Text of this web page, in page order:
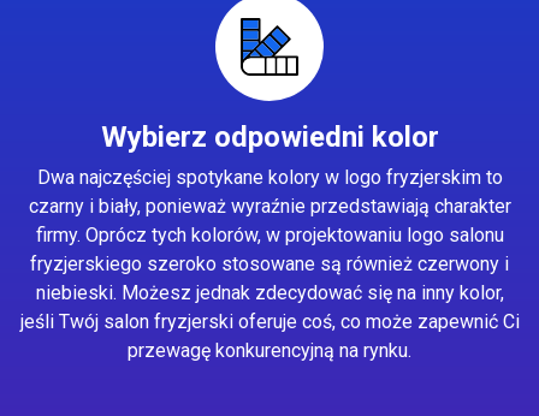
Wybierz odpowiedni kolor
Dwa najczęściej spotykane kolory w logo fryzjerskim to
czarny i biały, ponieważ wyraźnie przedstawiają charakter
firmy. Oprócz tych kolorów, w projektowaniu logo salonu
fryzjerskiego szeroko stosowane są również czerwony i
niebieski. Możesz jednak zdecydować się na inny kolor,
jeśli Twój salon fryzjerski oferuje coś, co może zapewnić Ci
przewagę konkurencyjną na rynku.